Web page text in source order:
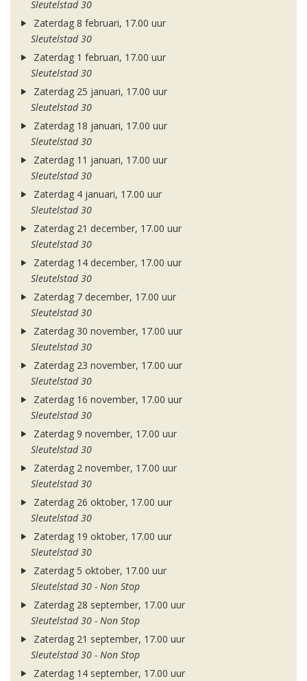
Sleutelstad 30
Zaterdag 8 februari, 17.00 uur
Sleutelstad 30
Zaterdag 1 februari, 17.00 uur
Sleutelstad 30
Zaterdag 25 januari, 17.00 uur
Sleutelstad 30
Zaterdag 18 januari, 17.00 uur
Sleutelstad 30
Zaterdag 11 januari, 17.00 uur
Sleutelstad 30
Zaterdag 4 januari, 17.00 uur
Sleutelstad 30
Zaterdag 21 december, 17.00 uur
Sleutelstad 30
Zaterdag 14 december, 17.00 uur
Sleutelstad 30
Zaterdag 7 december, 17.00 uur
Sleutelstad 30
Zaterdag 30 november, 17.00 uur
Sleutelstad 30
Zaterdag 23 november, 17.00 uur
Sleutelstad 30
Zaterdag 16 november, 17.00 uur
Sleutelstad 30
Zaterdag 9 november, 17.00 uur
Sleutelstad 30
Zaterdag 2 november, 17.00 uur
Sleutelstad 30
Zaterdag 26 oktober, 17.00 uur
Sleutelstad 30
Zaterdag 19 oktober, 17.00 uur
Sleutelstad 30
Zaterdag 5 oktober, 17.00 uur
Sleutelstad 30 - Non Stop
Zaterdag 28 september, 17.00 uur
Sleutelstad 30 - Non Stop
Zaterdag 21 september, 17.00 uur
Sleutelstad 30 - Non Stop
Zaterdag 14 september, 17.00 uur